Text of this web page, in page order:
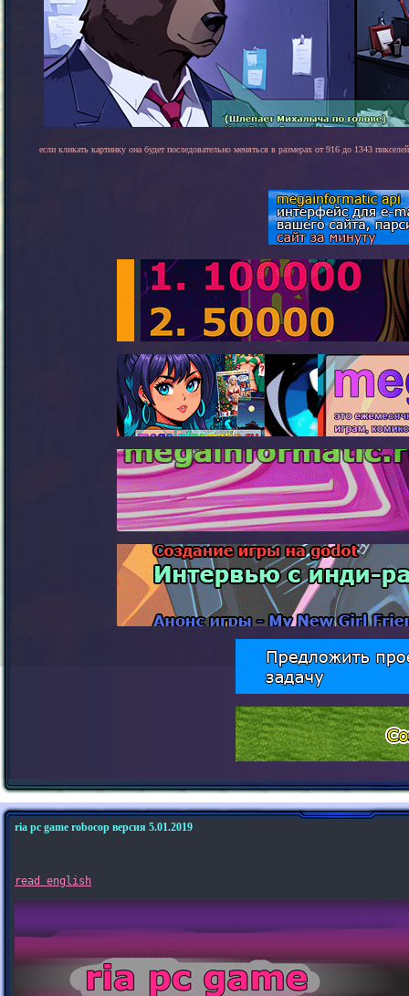
если кликать картинку она будет последовательно меняться в размерах от 916 до 1343
ria pc game robocop версия 5.01.2019
read english